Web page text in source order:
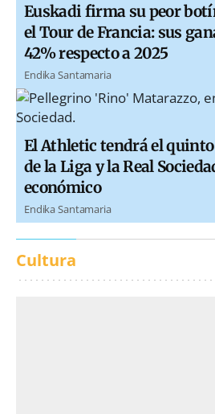
Euskadi firma su peor
el Tour de Francia: sus
42% respecto a 2025
Endika Santamaria
El Athletic tendrá el
de la Liga y la Real
económico
Endika Santamaria
Cultura